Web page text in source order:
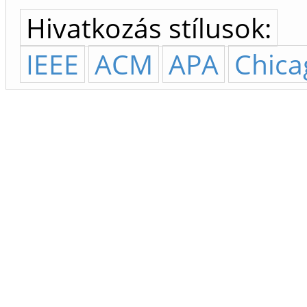
Hivatkozás stílusok:
IEEE ACM APA